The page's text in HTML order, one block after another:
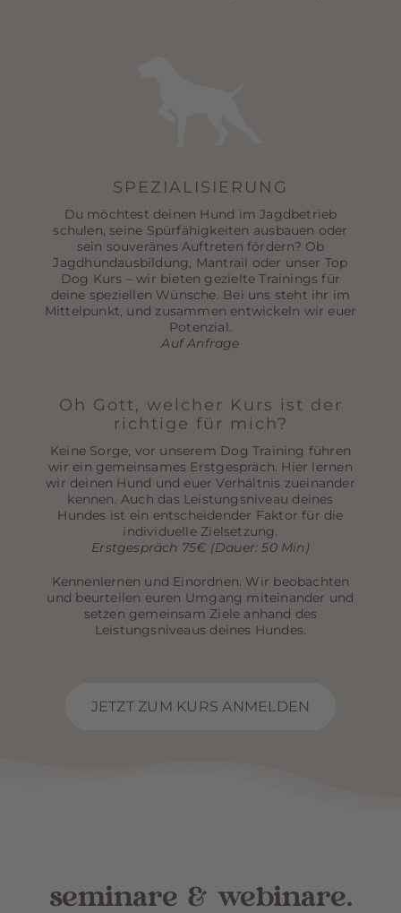
SPEZIALISIERUNG
Du möchtest deinen Hund im Jagdbetrieb
schulen, seine Spürfähigkeiten ausbauen oder
sein souveränes Auftreten fördern? Ob
Jagdhundausbildung, Mantrail oder unser Top
Dog Kurs – wir bieten gezielte Trainings für
deine speziellen Wünsche. Bei uns steht ihr im
Mittelpunkt, und zusammen entwickeln wir euer
Potenzial.
Auf Anfrage
Oh Gott, welcher Kurs ist der
richtige für mich?
Keine Sorge, vor unserem Dog Training führen
wir ein gemeinsames Erstgespräch. Hier lernen
wir deinen Hund und euer Verhältnis zueinander
kennen. Auch das Leistungsniveau deines
Hundes ist ein entscheidender Faktor für die
individuelle Zielsetzung.
Erstgespräch 75€ (Dauer: 50 Min)
Kennenlernen und Einordnen. Wir beobachten
und beurteilen euren Umgang miteinander und
setzen gemeinsam Ziele anhand des
Leistungsniveaus deines Hundes.
JETZT ZUM KURS ANMELDEN
seminare & webinare.